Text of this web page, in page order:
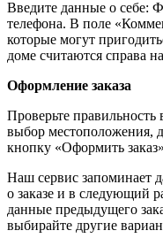
Введите данные о себе:
телефона. В поле
которые могут
доме считаются справа
Оформление заказа
Проверьте
выбор местоположения,
кнопку «Оформить
Наш сервис запоминает
о заказе и в следующий
данные предыдущего
выбирайте другие